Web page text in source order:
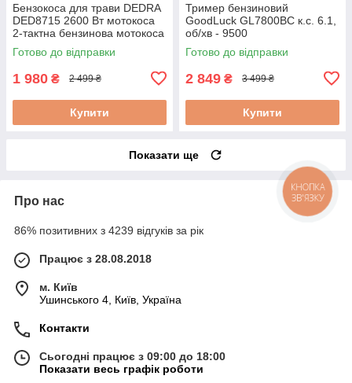
Бензокоса для трави DEDRA
DED8715 2600 Вт мотокоса
2-тактна бензинова мотокоса
2-тактна косарка для трави 2-
тактна
Готово до відправки
1 980 ₴ 2 499 ₴
Купити
Тример бензиновий
GoodLuck GL7800BC к.с. 6.1,
об/хв - 9500
Готово до відправки
2 849 ₴ 3 499 ₴
Купити
Показати ще
Про нас
86% позитивних з 4239 відгуків за рік
Працює з 28.08.2018
м. Київ
Ушинського 4, Київ, Україна
Контакти
Сьогодні працює з 09:00 до 18:00
Показати весь графік роботи
КНОПКА
ЗВ'ЯЗКУ